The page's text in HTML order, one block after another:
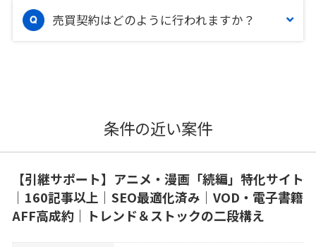
売買契約はどのように行われますか？
条件の近い案件
【引継サポート】アニメ・漫画「続編」特化サイト
｜160記事以上｜SEO最適化済み｜VOD・電子書籍
AFF高成約｜トレンド＆ストックの二段構え